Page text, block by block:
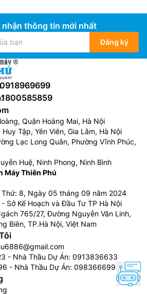
HRTN6443SAMGWVN được
Ease Zone có thiết kế riêng để tối
trữ và sắp xếp trong ngăn đá.
soát mùi khó chịu nhờ Bộ Lọc Khử
bảo thực phẩm đông lạnh luôn
và vệ sinh thực phẩm với thiết
mà, đi kèm cửa đóng tự động
khỏe
lợi dành riêng cho vật dụng
sức khỏe của bạn. Ngăn chứa có
dễ dàng di chuyển và tháo rời,
thông tin mới nhất
Đăng ký
0918969699
1800585859
Quận Hoàng Mai, Hà Nội
Tập, Yên Viên, Gia Lâm, Hà Nội
Lạc Long Quân, Phường Vĩnh Phúc,
Huệ, Ninh Phong, Ninh Bình
Máy Thiên Phú
8, Ngày 05 tháng 09 năm 2024
Sở Kế Hoạch và Đầu Tư TP Hà Nội
765/27, Đường Nguyễn Văn Linh,
Biên, TP.Hà Nội, Việt Nam
- Nhà Thầu Dự Án: 0913836633
- Nhà Thầu Dự Án: 0983666996